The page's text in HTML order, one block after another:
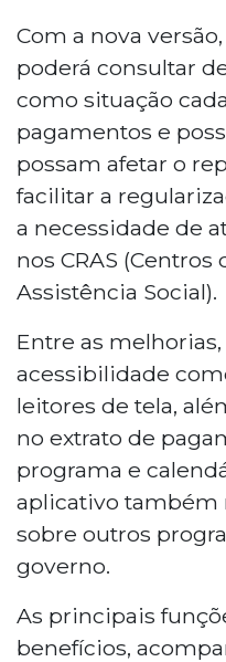
Com a nova
poderá consultar
como situação
pagamentos e
possam afetar o
facilitar a
a necessidade de
nos CRAS
Assistência Social).
Entre as
acessibilidade
leitores de tela,
no extrato de
programa e
aplicativo também
sobre outros
governo.
As principais
benefícios,